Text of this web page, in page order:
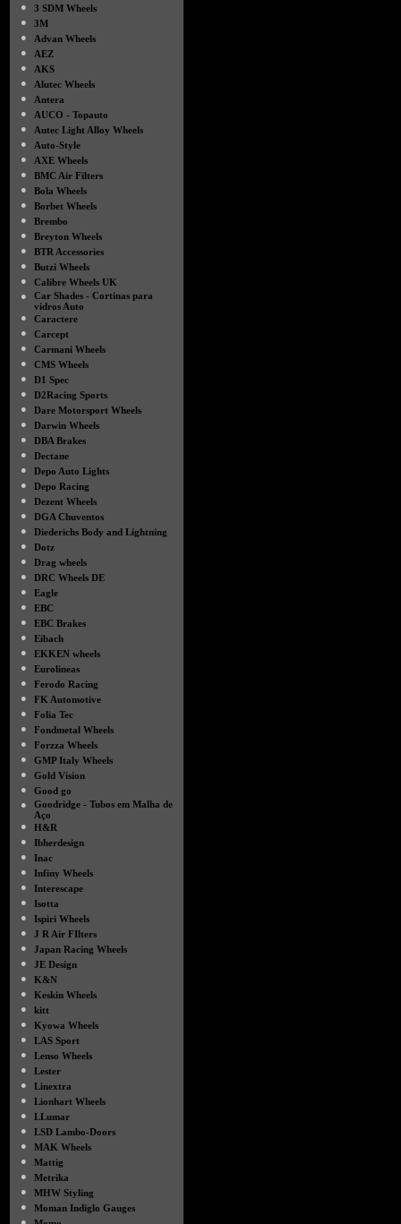
●
3 SDM Wheels
●
3M
●
Advan Wheels
●
AEZ
●
AKS
●
Alutec Wheels
●
Antera
●
AUCO - Topauto
●
Autec Light Alloy Wheels
●
Auto-Style
●
AXE Wheels
●
BMC Air Filters
●
Bola Wheels
●
Borbet Wheels
●
Brembo
●
Breyton Wheels
●
BTR Accessories
●
Butzi Wheels
●
Calibre Wheels UK
●
Car Shades - Cortinas para
vidros Auto
●
Caractere
●
Carcept
●
Carmani Wheels
●
CMS Wheels
●
D1 Spec
●
D2Racing Sports
●
Dare Motorsport Wheels
●
Darwin Wheels
●
DBA Brakes
●
Dectane
●
Depo Auto Lights
●
Depo Racing
●
Dezent Wheels
●
DGA Chuventos
●
Diederichs Body and Lightning
●
Dotz
●
Drag wheels
●
DRC Wheels DE
●
Eagle
●
EBC
●
EBC Brakes
●
Eibach
●
EKKEN wheels
●
Eurolineas
●
Ferodo Racing
●
FK Automotive
●
Folia Tec
●
Fondmetal Wheels
●
Forzza Wheels
●
GMP Italy Wheels
●
Gold Vision
●
Good go
●
Goodridge - Tubos em Malha de
Aço
●
H&R
●
Ibherdesign
●
Inac
●
Infiny Wheels
●
Interescape
●
Isotta
●
Ispiri Wheels
●
J R Air FIlters
●
Japan Racing Wheels
●
JE Design
●
K&N
●
Keskin Wheels
●
kitt
●
Kyowa Wheels
●
LAS Sport
●
Lenso Wheels
●
Lester
●
Linextra
●
Lionhart Wheels
●
LLumar
●
LSD Lambo-Doors
●
MAK Wheels
●
Mattig
●
Metrika
●
MHW Styling
●
Moman Indiglo Gauges
●